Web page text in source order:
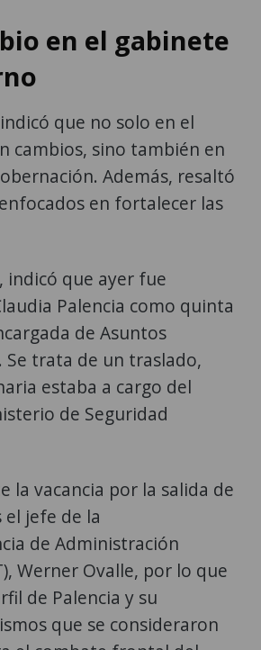
en el gabinete
que no solo en el
cambios, sino también en
Además, resaltó
en fortalecer las
indicó que ayer fue
Palencia como quinta
de Asuntos
trata de un traslado,
estaba a cargo del
de Seguridad
la vacancia por la salida de
jefe de la
de Administración
Werner Ovalle, por lo que
de Palencia y su
que se consideraron